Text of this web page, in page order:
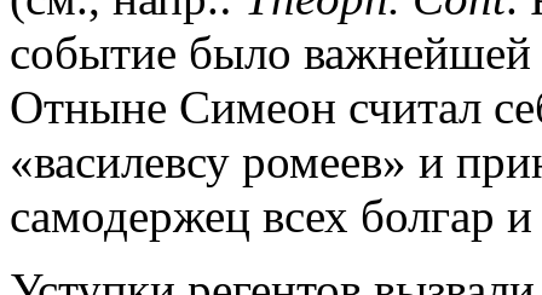
событие было важнейшей
Отныне Симеон считал
«василевсу ромеев» и
самодержец всех болгар и